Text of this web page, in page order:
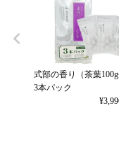
式部の香り（茶葉100g
3本パック
¥